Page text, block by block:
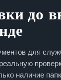
до
для
наличие